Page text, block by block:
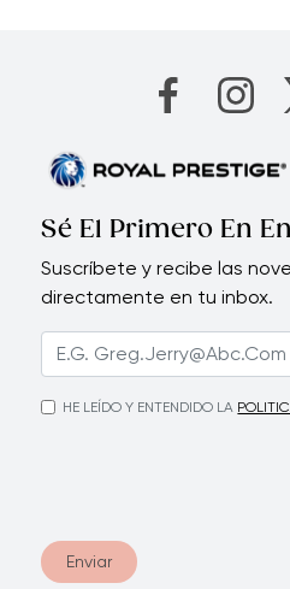
Sé El Primero En
Suscríbete y recibe las
directamente en tu inbox.
HE LEÍDO Y ENTENDIDO LA
Enviar